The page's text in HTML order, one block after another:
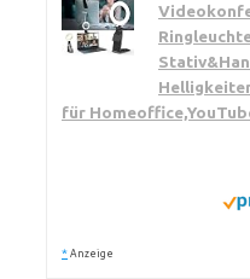
für
* Anzeige